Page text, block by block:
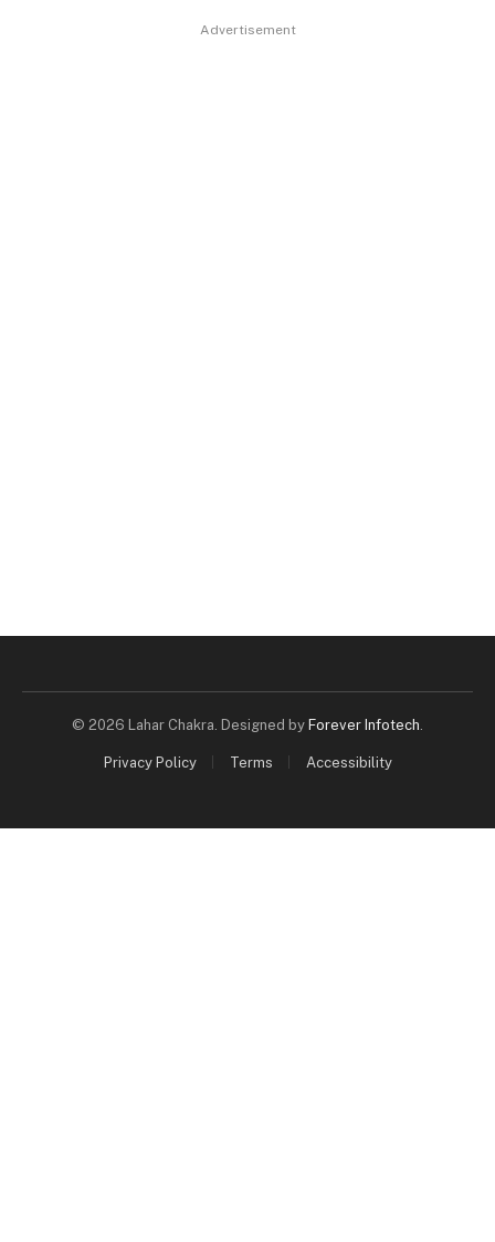
Advertisement
© 2026 Lahar Chakra. Designed by Forever Infotech
Privacy Policy Terms Accessibility